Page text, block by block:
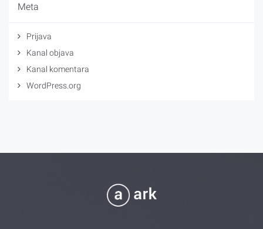
Meta
Prijava
Kanal objava
Kanal komentara
WordPress.org